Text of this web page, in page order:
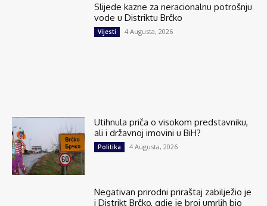
Slijede kazne za neracionalnu potrošnju
vode u Distriktu Brčko
Vijesti 4 Augusta, 2026
Utihnula priča o visokom predstavniku,
ali i državnoj imovini u BiH?
Politika 4 Augusta, 2026
Negativan prirodni priraštaj zabilježio je
i Distrikt Brčko, gdje je broj umrlih bio